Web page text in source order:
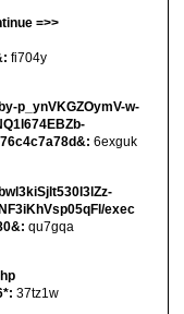
=>>
fi704y
p_ynVKGZOymV-w-
6exguk
exec
qu7gqa
37tz1w